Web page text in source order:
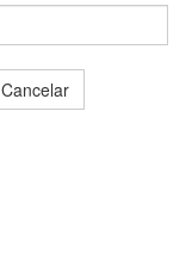
Cancelar